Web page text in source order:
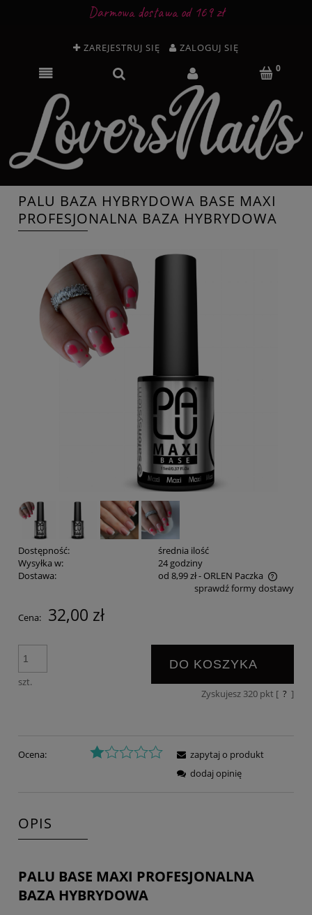
Darmowa dostawa od 169 zł
ZAREJESTRUJ SIĘ ZALOGUJ SIĘ
PALU BAZA HYBRYDOWA BASE MAXI
PROFESJONALNA BAZA HYBRYDOWA
Dostępność:
średnia ilość
Wysyłka w:
24 godziny
Dostawa:
od 8,99 zł- ORLEN Paczka
Cena nie zawiera ewentualnych kosztów płatnościsprawdź formy dostawy
Cena: 32,00 zł
szt.
DO KOSZYKA
Zyskujesz 320pkt [ ? ]
Ocena:
zapytaj o produkt
dodaj opinię
OPIS
PALU BASE MAXI PROFESJONALNA
BAZA HYBRYDOWA